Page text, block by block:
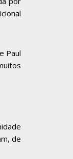
Paul
de